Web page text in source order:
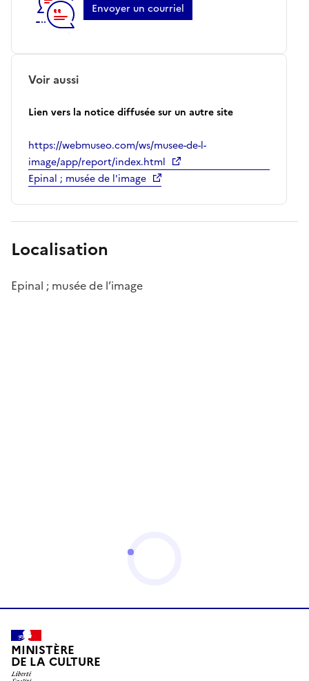
Envoyer un courriel
Voir aussi
Lien vers la notice diffusée sur un autre site
https://webmuseo.com/ws/musee-de-l-
image/app/report/index.html
Epinal ; musée de l'image
Localisation
Epinal ; musée de l’image
MINISTÈRE
DE LA CULTURE